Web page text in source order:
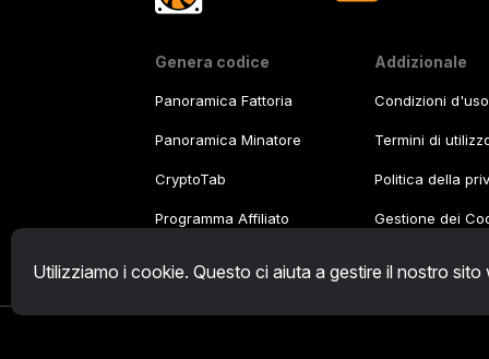
Utilizziamo i cookie. Questo ci aiuta a gestire il nostro
Genera codice
Panoramica Fattoria
Panoramica Minatore
CryptoTab
Programma Affiliato
Addizionale
Condizioni d'uso
Termini di
Politica della
Gestione dei